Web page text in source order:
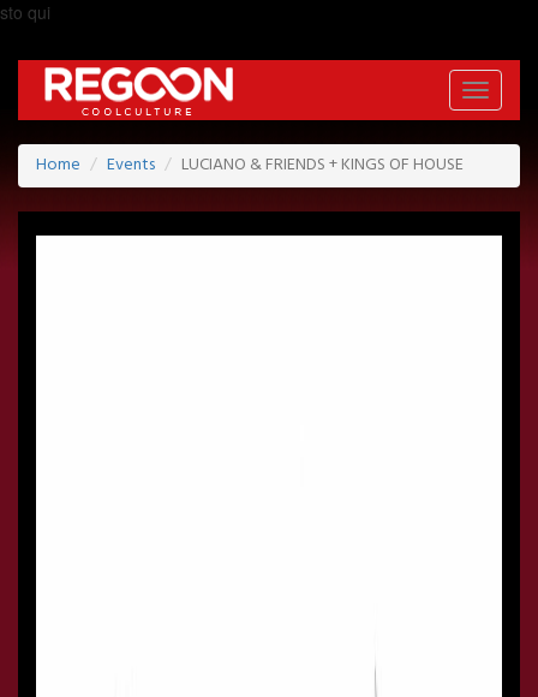
sto qui
Toggle
Home
Events LUCIANO & FRIENDS + KINGS OF HOUSE